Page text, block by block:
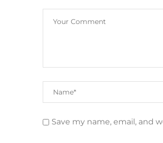
Save my name, email, and